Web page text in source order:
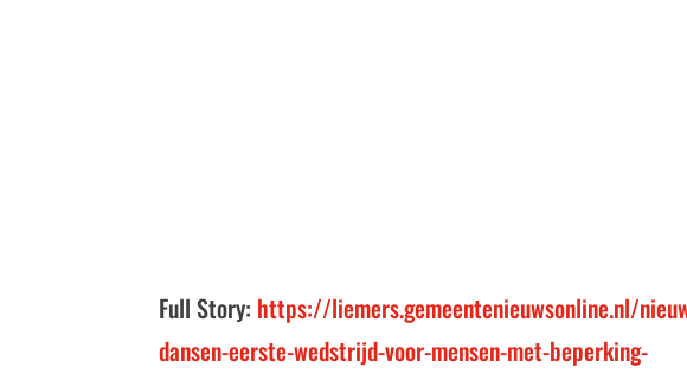
Full Story: https://liemers.gemeentenieuwsonline.nl/
dansen-eerste-wedstrijd-voor-mensen-met-beperking-